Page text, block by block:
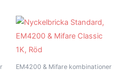
EM4200 & Mifare kombinationer